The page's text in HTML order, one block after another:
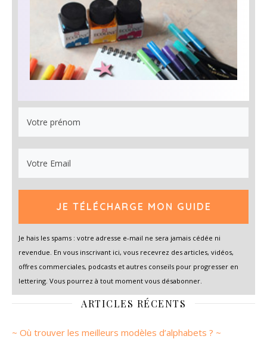
JE TÉLÉCHARGE MON GUIDE
Je hais les spams : votre adresse e-mail ne sera jamais cédée ni
revendue. En vous inscrivant ici, vous recevrez des articles, vidéos,
offres commerciales, podcasts et autres conseils pour progresser en
lettering. Vous pourrez à tout moment vous désabonner.
ARTICLES RÉCENTS
~ Où trouver les meilleurs modèles d’alphabets ? ~